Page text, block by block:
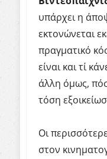
υπάρχει η
εκτονώνεται
πραγματικό
είναι και τί
άλλη όμως,
τόση
Οι
στον